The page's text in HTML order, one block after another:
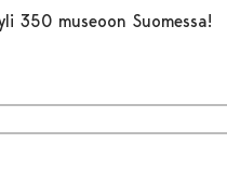
350 museoon Suomessa!